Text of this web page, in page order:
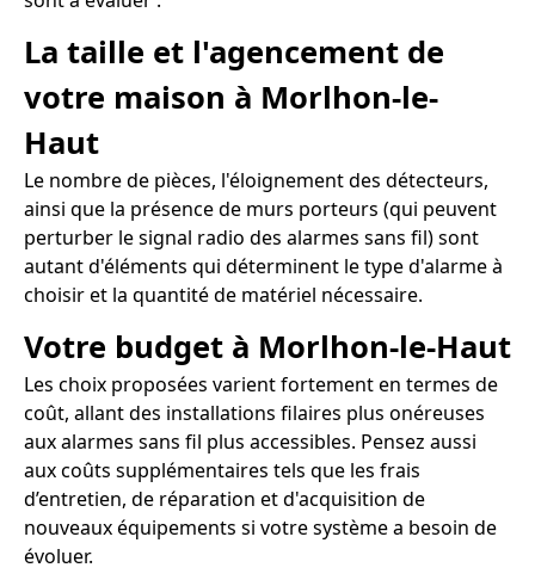
La taille et l'agencement de
votre maison à Morlhon-le-
Haut
Le nombre de pièces, l'éloignement des détecteurs,
ainsi que la présence de murs porteurs (qui peuvent
perturber le signal radio des alarmes sans fil) sont
autant d'éléments qui déterminent le type d'alarme à
choisir et la quantité de matériel nécessaire.
Votre budget à Morlhon-le-Haut
Les choix proposées varient fortement en termes de
coût, allant des installations filaires plus onéreuses
aux alarmes sans fil plus accessibles. Pensez aussi
aux coûts supplémentaires tels que les frais
d’entretien, de réparation et d'acquisition de
nouveaux équipements si votre système a besoin de
évoluer.